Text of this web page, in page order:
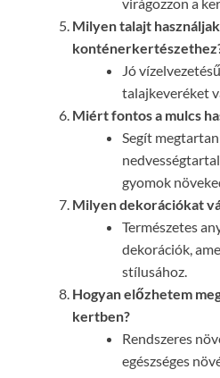
Milyen talajt
Jó
talajkeveréket
Miért fontos a mulcs
Segít
gyomok
Milyen dekorációkat
Természetes
dekorációk,
stílusához.
Hogyan előzhetem
kertben?
Rendszeres
egészséges